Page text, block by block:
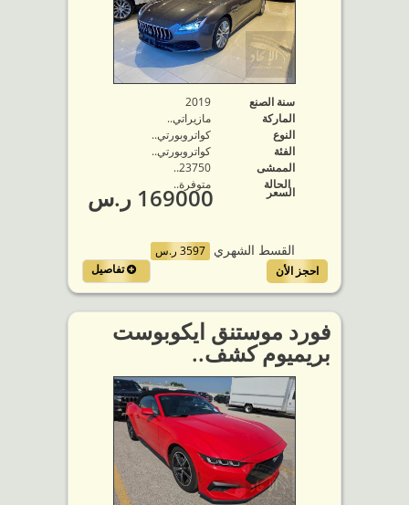
سنة الصنع
2019
الماركة
مازيراتي..
النوع
كواتروبورتي..
الفئة
كواتروبورتي..
الممشى
23750..
الحالة
متوفرة‬..
السعر 169000 ر.س
القسط الشهري 3597 ر.س
تفاصيل
احجز الأن
فورد موستنق ايكوبوست
بريميوم كشف..